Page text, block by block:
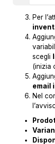
Per
scegli
(inizia
email
Nel